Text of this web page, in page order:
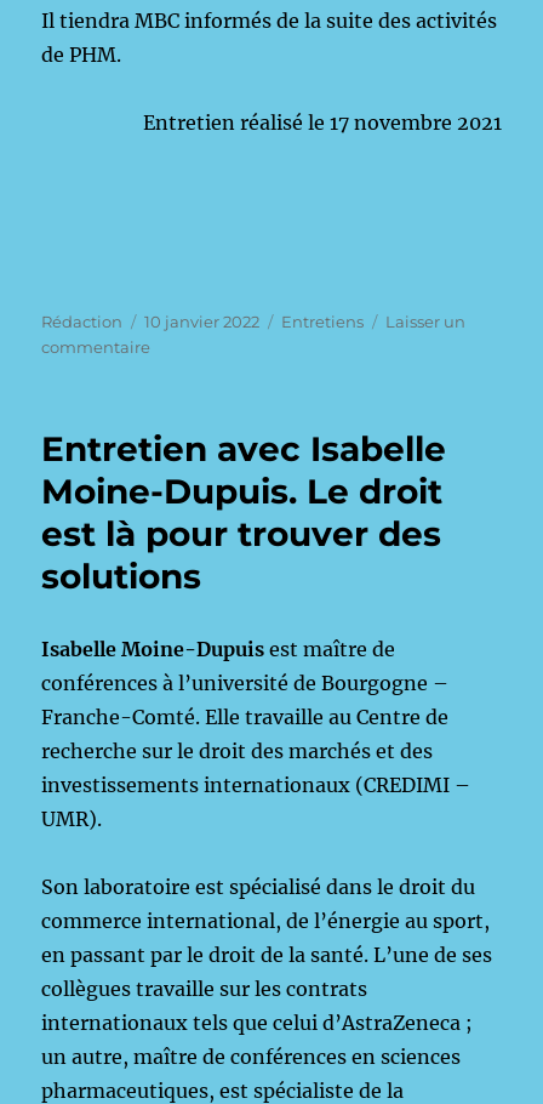
Il tiendra MBC informés de la suite des activités
de PHM.
Entretien réalisé le 17 novembre 2021
Auteur
Rédaction
Publié
le
10 janvier 2022 Catégories
Entretiens
Laisser un
commentairesur
Nieddu:
du
concept
de
médicament
Quels
rapports
forces
?
Comment,
Entretien avec Isabelle
Moine-Dupuis. Le droit
est là pour trouver des
solutions
Isabelle Moine-Dupuis est maître de
conférences à l’université de Bourgogne –
Franche-Comté. Elle travaille au Centre de
recherche sur le droit des marchés et des
investissements internationaux (CREDIMI –
UMR).
Son laboratoire est spécialisé dans le droit du
commerce international, de l’énergie au sport,
en passant par le droit de la santé. L’une de ses
collègues travaille sur les contrats
internationaux tels que celui d’AstraZeneca ;
un autre, maître de conférences en sciences
pharmaceutiques, est spécialiste de la